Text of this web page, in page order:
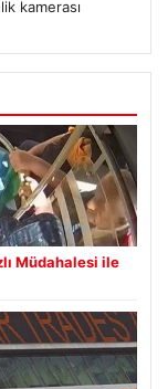
kamerası
Müdahalesi ile